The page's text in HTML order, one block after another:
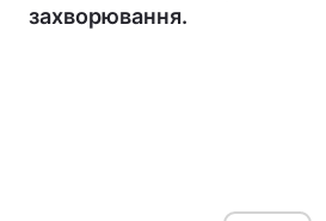
захворювання.